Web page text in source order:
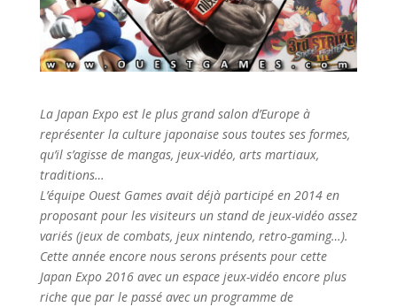
La Japan Expo est le plus grand salon d’Europe à
représenter la culture japonaise sous toutes ses formes,
qu’il s’agisse de mangas, jeux-vidéo, arts martiaux,
traditions…
L’équipe Ouest Games avait déjà participé en 2014 en
proposant pour les visiteurs un stand de jeux-vidéo assez
variés (jeux de combats, jeux nintendo, retro-gaming…).
Cette année encore nous serons présents pour cette
Japan Expo 2016 avec un espace jeux-vidéo encore plus
riche que par le passé avec un programme de